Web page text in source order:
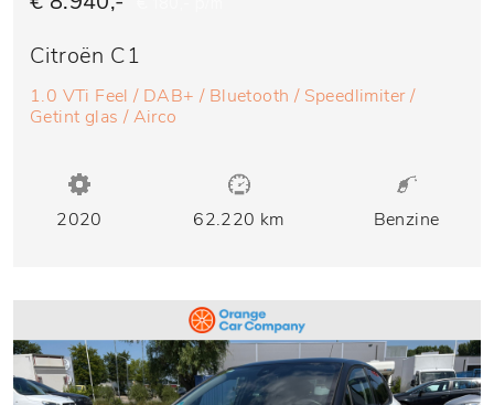
Citroën C1
1.0 VTi Feel / DAB+ / Bluetooth / Speedlimiter /
Getint glas / Airco
2020 62.220 km Benzine